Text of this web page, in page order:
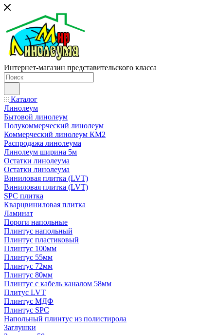
Интернет-магазин представительского класса
Каталог
Линолеум
Бытовой линолеум
Полукоммерческий линолеум
Коммерческий линолеум КМ2
Распродажа линолеума
Линолеум ширина 5м
Остатки линолеума
Остатки линолеума
Виниловая плитка (LVT)
Виниловая плитка (LVT)
SPC плитка
Кварцвиниловая плитка
Ламинат
Пороги напольные
Плинтус напольный
Плинтус пластиковый
Плинтус 100мм
Плинтус 55мм
Плинтус 72мм
Плинтус 80мм
Плинтус с кабель каналом 58мм
Плитус LVT
Плинтус МДФ
Плинтус SPC
Напольный плинтус из полистирола
Заглушки